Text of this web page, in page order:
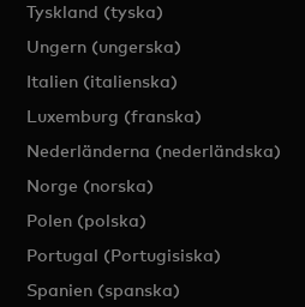
Tyskland (tyska)
Ungern (ungerska)
Italien (italienska)
Luxemburg (franska)
Nederländerna (nederländska)
Norge (norska)
Polen (polska)
Portugal (Portugisiska)
Spanien (spanska)